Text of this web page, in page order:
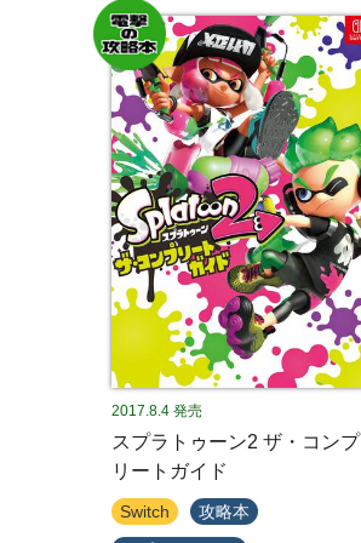
2017.8.4 発売
スプラトゥーン2 ザ・コンプ
リートガイド
Switch 攻略本